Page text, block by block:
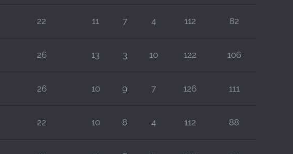
22 11 7 4 112 82
26 13 3 10 122 106
26 10 9 7 126 111
22 10 8 4 112 88